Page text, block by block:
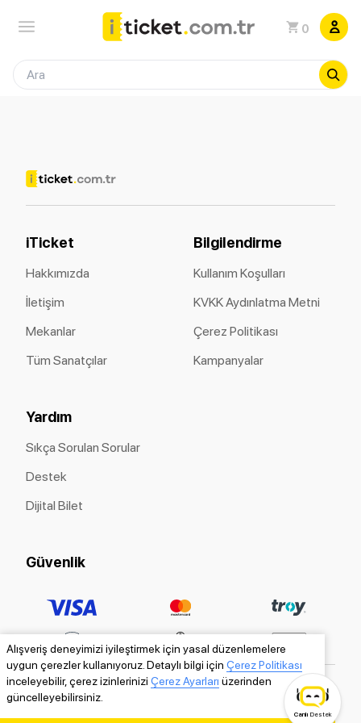
0
Alışveriş deneyimizi iyileştirmek için yasal düzenlemelere
uygun çerezler kullanıyoruz. Detaylı bilgi için Çerez Politikası
inceleyebilir, çerez izinlerinizi Çerez Ayarları üzerinden
güncelleyebilirsiniz.
iTicket
Hakkımızda
İletişim
Mekanlar
Tüm Sanatçılar
Bilgilendirme
Kullanım Koşulları
KVKK Aydınlatma Metni
Çerez Politikası
Kampanyalar
Yardım
Sıkça Sorulan Sorular
Destek
Dijital Bilet
Güvenlik
Canlı Destek